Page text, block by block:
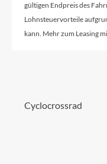
gültigen Endpreis des
Lohnsteuervorteile
kann. Mehr zum Leasing
Cyclocrossrad